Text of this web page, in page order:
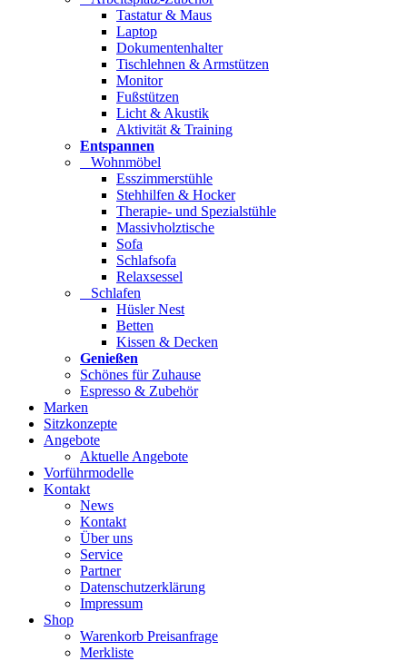
Tastatur & Maus
Laptop
Dokumentenhalter
Tischlehnen & Armstützen
Monitor
Fußstützen
Licht & Akustik
Aktivität & Training
Entspannen
Wohnmöbel
Esszimmerstühle
Stehhilfen & Hocker
Therapie- und Spezialstühle
Massivholztische
Sofa
Schlafsofa
Relaxsessel
Schlafen
Hüsler Nest
Betten
Kissen & Decken
Genießen
Schönes für Zuhause
Espresso & Zubehör
Marken
Sitzkonzepte
Angebote
Aktuelle Angebote
Vorführmodelle
Kontakt
News
Kontakt
Über uns
Service
Partner
Datenschutzerklärung
Impressum
Shop
Warenkorb Preisanfrage
Merkliste